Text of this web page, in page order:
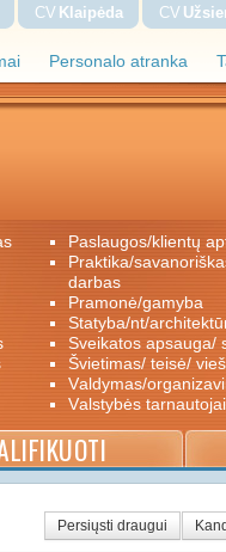
Personalo atranka
CV Klaipėda CV
paslaugos/klientų
praktika/savanoriškas darbas/papildomas
darbas
pramonė/gamyba
statyba/nt/
sveikatos
švietimas/ teisė/
valdymas/
valstybės tarnautojai
Persiųsti draugui